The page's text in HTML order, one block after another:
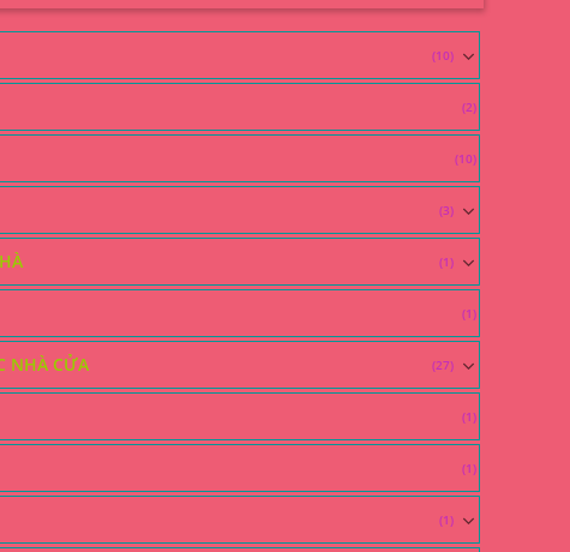
(10)
(2)
(10)
(3)
(1)
(1)
NHÀ CỬA (27)
(1)
(1)
(1)